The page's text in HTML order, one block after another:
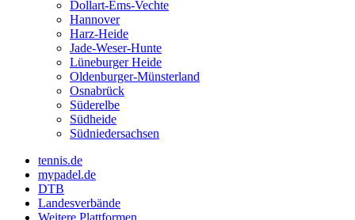
Dollart-Ems-Vechte
Hannover
Harz-Heide
Jade-Weser-Hunte
Lüneburger Heide
Oldenburger-Münsterland
Osnabrück
Süderelbe
Südheide
Südniedersachsen
tennis.de
mypadel.de
DTB
Landesverbände
Weitere Plattformen